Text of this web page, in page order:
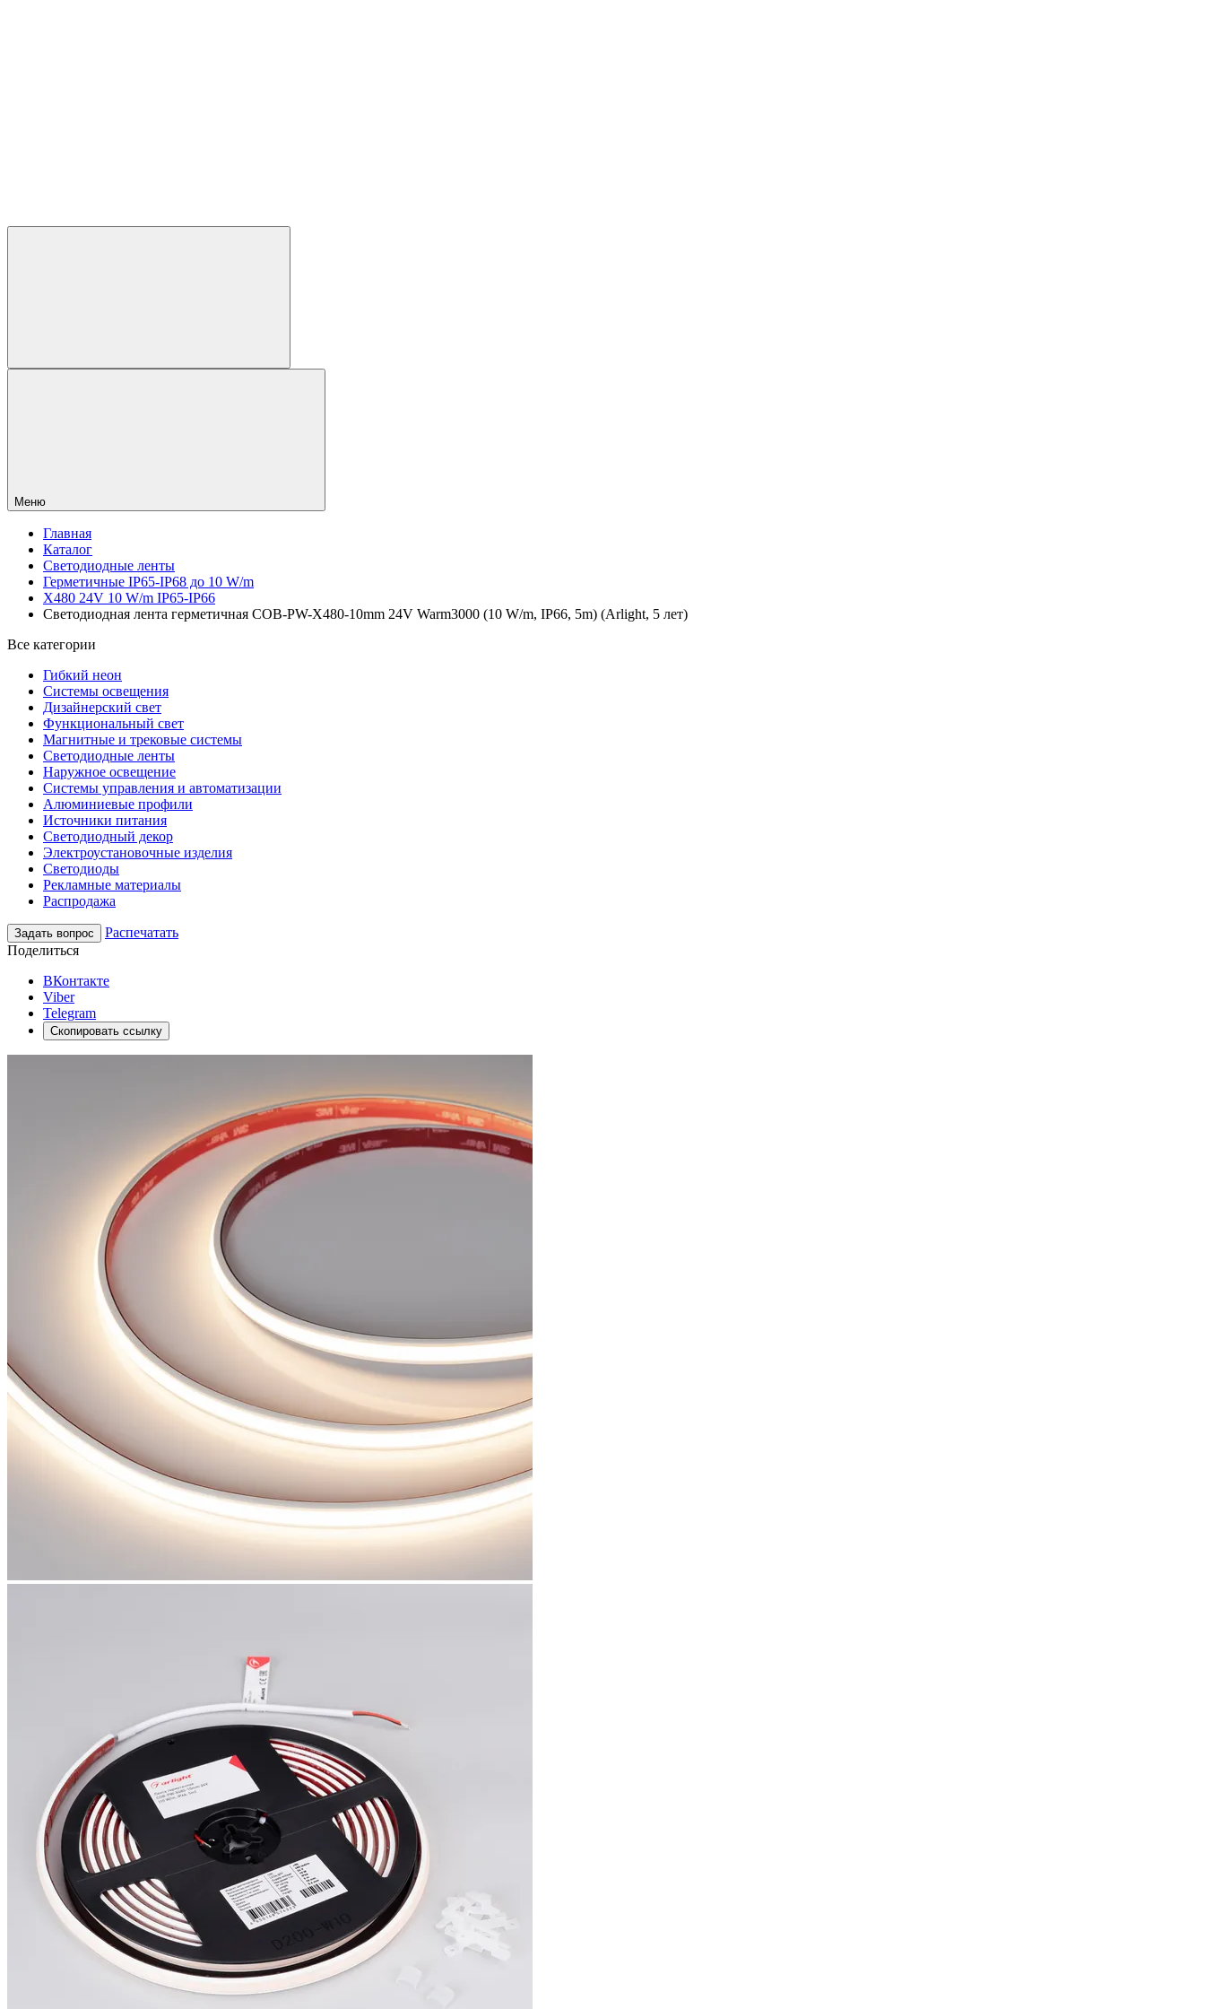
Меню
Главная
Каталог
Светодиодные ленты
Герметичные IP65-IP68 до 10 W/m
X480 24V 10 W/m IP65-IP66
Светодиодная лента герметичная COB-PW-X480-10mm 24V Warm3000 (10 W/m, IP66, 5m) (Arlight, 5 лет)
Все категории
Гибкий неон
Системы освещения
Дизайнерский свет
Функциональный свет
Магнитные и трековые системы
Светодиодные ленты
Наружное освещение
Системы управления и автоматизации
Алюминиевые профили
Источники питания
Светодиодный декор
Электроустановочные изделия
Светодиоды
Рекламные материалы
Распродажа
Задать вопрос
Распечатать
Поделиться
ВКонтакте
Viber
Telegram
Скопировать ссылку